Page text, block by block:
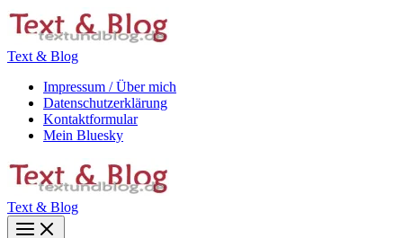
Zum
Inhalt
Text & Blog
Impressum / Über mich
Datenschutzerklärung
Kontaktformular
Mein Bluesky
Text & Blog
Main